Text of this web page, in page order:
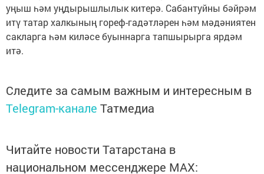
уңыш һәм уңдырышлылык китерә. Сабантуйны бәйрәм
итү татар халкының гореф-гадәтләрен һәм мәдәниятен
сакларга һәм киләсе буыннарга тапшырырга ярдәм
итә.
Следите за самым важным и интересным в
Telegram-канале Татмедиа
Читайте новости Татарстана в
национальном мессенджере MАХ: